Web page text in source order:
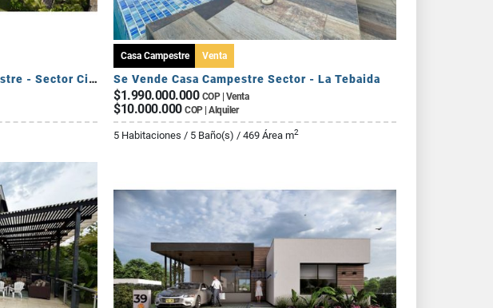
Se Vende Exclusiva Casa Campestre - Sector Circasia
Casa Campestre Venta
Se Vende Casa Campestre Sector - La Tebaida
$1.990.000.000 COP | Venta
$10.000.000 COP | Alquiler
5 Habitaciones / 5 Baño(s) / 469 Área m2